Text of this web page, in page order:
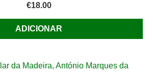
€18.00
ADICIONAR